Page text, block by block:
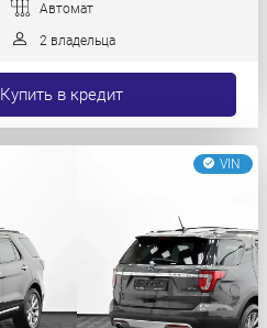
Автомат
2 владельца
Купить в кредит
VIN